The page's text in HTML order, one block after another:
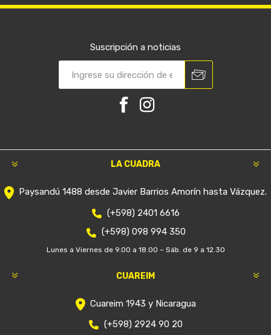
Suscripción a noticias
LA CUADRA
Paysandú 1488 desde Javier Barrios Amorín hasta Vázquez.
(+598) 2401 6616
(+598) 098 994 350
Lunes a Viernes de 9.00 a 18.00 – Sáb. de 9 a 12.30
CUAREIM
Cuareim 1943 y Nicaragua
(+598) 2924 90 20